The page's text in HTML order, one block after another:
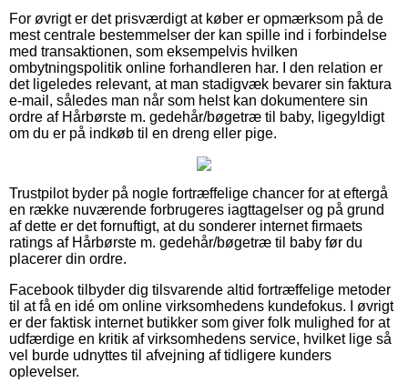
For øvrigt er det prisværdigt at køber er opmærksom på de
mest centrale bestemmelser der kan spille ind i forbindelse
med transaktionen, som eksempelvis hvilken
ombytningspolitik online forhandleren har. I den relation er
det ligeledes relevant, at man stadigvæk bevarer sin faktura
e-mail, således man når som helst kan dokumentere sin
ordre af Hårbørste m. gedehår/bøgetræ til baby, ligegyldigt
om du er på indkøb til en dreng eller pige.
Trustpilot byder på nogle fortræffelige chancer for at eftergå
en række nuværende forbrugeres iagttagelser og på grund
af dette er det fornuftigt, at du sonderer internet firmaets
ratings af Hårbørste m. gedehår/bøgetræ til baby før du
placerer din ordre.
Facebook tilbyder dig tilsvarende altid fortræffelige metoder
til at få en idé om online virksomhedens kundefokus. I øvrigt
er der faktisk internet butikker som giver folk mulighed for at
udfærdige en kritik af virksomhedens service, hvilket lige så
vel burde udnyttes til afvejning af tidligere kunders
oplevelser.